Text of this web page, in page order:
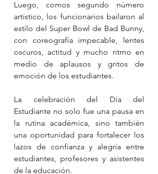
Luego, comos segundo número
artístico, los funcionarios bailaron al
estilo del Super Bowl de Bad Bunny,
con coreografía impecable, lentes
oscuros, actitud y mucho ritmo en
medio de aplausos y gritos de
emoción de los estudiantes.
La celebración del Día del
Estudiante no solo fue una pausa en
la rutina académica, sino también
una oportunidad para fortalecer los
lazos de confianza y alegría entre
estudiantes, profesores y asistentes
de la educación.